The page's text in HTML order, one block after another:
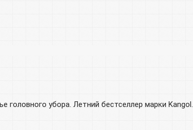
убора. Летний бестселлер марки Kangol.